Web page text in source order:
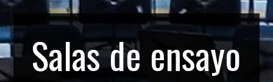
Salas de ensayo